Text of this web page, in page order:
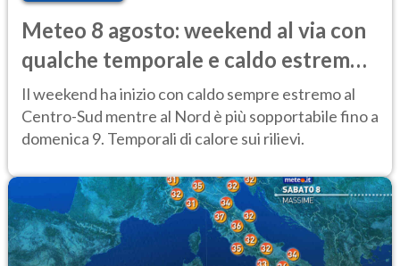
Meteo 8 agosto: weekend al via con
qualche temporale e caldo estremo
al Centro-Sud
Il weekend ha inizio con caldo sempre estremo al
Centro-Sud mentre al Nord è più sopportabile fino a
domenica 9. Temporali di calore sui rilievi.